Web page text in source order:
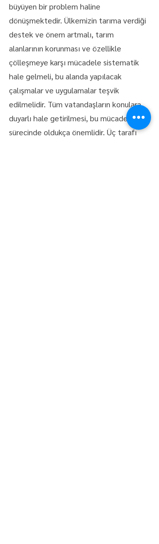
büyüyen bir problem haline
dönüşmektedir. Ülkemizin tarıma verdiği
destek ve önem artmalı, tarım
alanlarının korunması ve özellikle
çölleşmeye karşı mücadele sistematik
hale gelmeli, bu alanda yapılacak
çalışmalar ve uygulamalar teşvik
edilmelidir. Tüm vatandaşların konulara
duyarlı hale getirilmesi, bu mücadele
sürecinde oldukça önemlidir. Üç tarafı